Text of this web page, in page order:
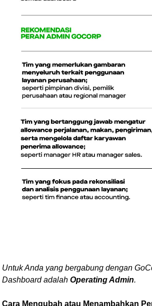
Untuk Anda yang bergabung dengan
Dashboard adalah Operating Admin.
Cara Mengubah atau Menambahkan